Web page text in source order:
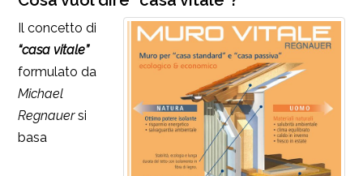
Il concetto di
“casa vitale”
formulato da
Michael
Regnauersi
basa